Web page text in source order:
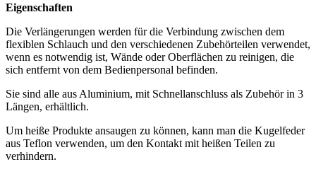
Eigenschaften
Die Verlängerungen werden für die Verbindung zwischen dem
flexiblen Schlauch und den verschiedenen Zubehörteilen verwendet,
wenn es notwendig ist, Wände oder Oberflächen zu reinigen, die
sich entfernt von dem Bedienpersonal befinden.
Sie sind alle aus Aluminium, mit Schnellanschluss als Zubehör in 3
Längen, erhältlich.
Um heiße Produkte ansaugen zu können, kann man die Kugelfeder
aus Teflon verwenden, um den Kontakt mit heißen Teilen zu
verhindern.